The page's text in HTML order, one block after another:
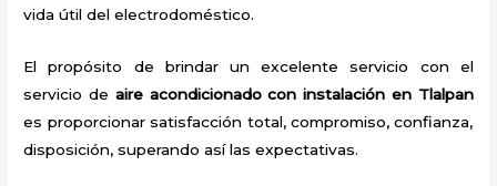
vida útil del electrodoméstico.
El propósito de brindar un excelente servicio con el
servicio de aire acondicionado con instalación en Tlalpan
es proporcionar satisfacción total, compromiso, confianza,
disposición, superando así las expectativas.